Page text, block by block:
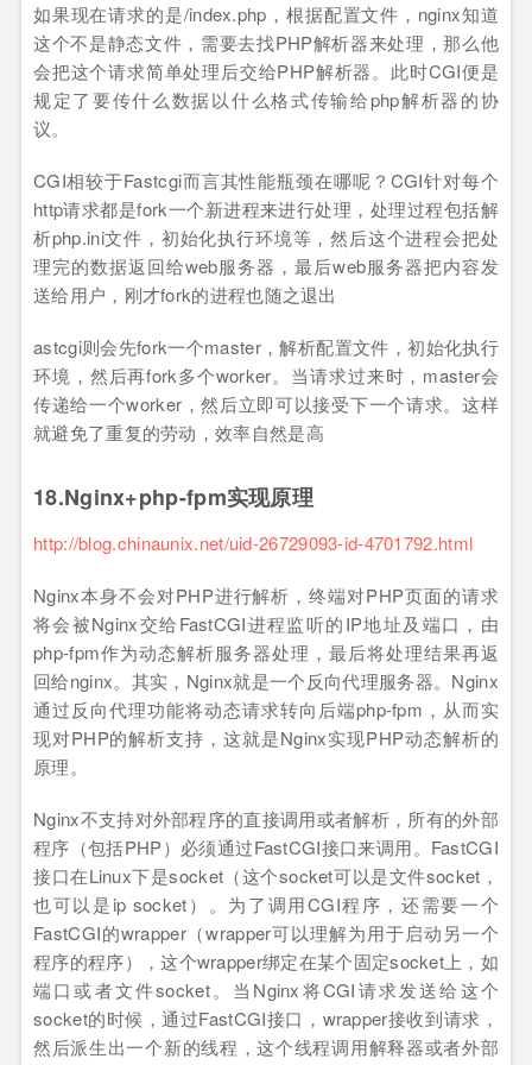
如果现在请求的是/index.php，根据配置文件，nginx知道
这个不是静态文件，需要去找PHP解析器来处理，那么他
会把这个请求简单处理后交给PHP解析器。此时CGI便是
规定了要传什么数据以什么格式传输给php解析器的协
议。
CGI相较于Fastcgi而言其性能瓶颈在哪呢？CGI针对每个
http请求都是fork一个新进程来进行处理，处理过程包括解
析php.ini文件，初始化执行环境等，然后这个进程会把处
理完的数据返回给web服务器，最后web服务器把内容发
送给用户，刚才fork的进程也随之退出
astcgi则会先fork一个master，解析配置文件，初始化执行
环境，然后再fork多个worker。当请求过来时，master会
传递给一个worker，然后立即可以接受下一个请求。这样
就避免了重复的劳动，效率自然是高
18.Nginx+php-fpm实现原理
http://blog.chinaunix.net/uid-26729093-id-4701792.html
Nginx本身不会对PHP进行解析，终端对PHP页面的请求
将会被Nginx交给FastCGI进程监听的IP地址及端口，由
php-fpm作为动态解析服务器处理，最后将处理结果再返
回给nginx。其实，Nginx就是一个反向代理服务器。Nginx
通过反向代理功能将动态请求转向后端php-fpm，从而实
现对PHP的解析支持，这就是Nginx实现PHP动态解析的
原理。
Nginx不支持对外部程序的直接调用或者解析，所有的外部
程序（包括PHP）必须通过FastCGI接口来调用。FastCGI
接口在Linux下是socket（这个socket可以是文件socket，
也可以是ip socket）。为了调用CGI程序，还需要一个
FastCGI的wrapper（wrapper可以理解为用于启动另一个
程序的程序），这个wrapper绑定在某个固定socket上，如
端口或者文件socket。当Nginx将CGI请求发送给这个
socket的时候，通过FastCGI接口，wrapper接收到请求，
然后派生出一个新的线程，这个线程调用解释器或者外部